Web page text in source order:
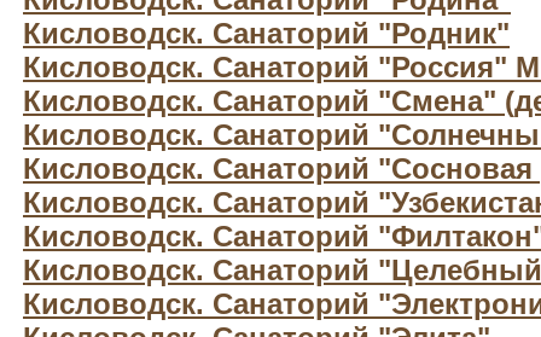
Кисловодск. Санаторий "Родник"
Кисловодск. Санаторий "Россия"
Кисловодск. Санаторий "Смена"
Кисловодск. Санаторий
Кисловодск. Санаторий
Кисловодск. Санаторий
Кисловодск. Санаторий
Кисловодск. Санаторий
Кисловодск. Санаторий